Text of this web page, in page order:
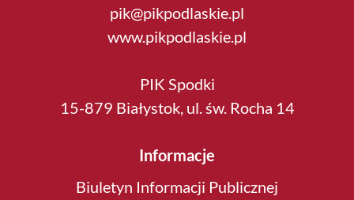
pik@pikpodlaskie.pl
www.pikpodlaskie.pl
PIK Spodki
15-879 Białystok, ul. św. Rocha 14
Informacje
Biuletyn Informacji Publicznej